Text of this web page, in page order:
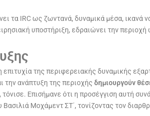
τα IRC ως ζωντανά, δυναμικά μέσα, ικανά
υποστήριξη, εδραιώνει την
της περιφερειακής δυναμικής
την ανάπτυξη της περιοχής δημιουργούν
Επισήμανε ότι η προσέγγιση αυτή
Μοχάμεντ ΣΤ΄, τονίζοντας τον